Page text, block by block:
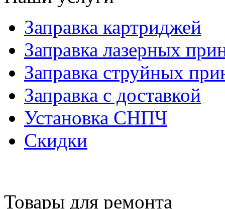
Заправка картриджей
Заправка лазерных
Заправка струйных
Заправка с доставкой
Установка СНПЧ
Скидки
Товары для ремонта